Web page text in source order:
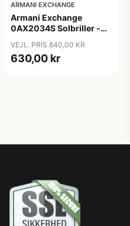
ARMANI EXCHANGE
Armani Exchange
0AX2034S Solbriller -
VEJL. PRIS 840,00 KR
630,00 kr